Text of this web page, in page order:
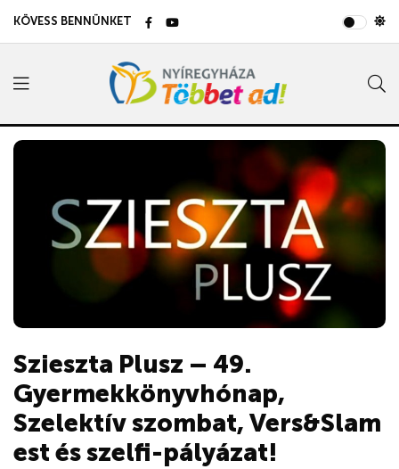
KÖVESS BENNÜNKET
Szieszta Plusz – 49.
Gyermekkönyvhónap,
Szelektív szombat, Vers&Slam
est és szelfi-pályázat!